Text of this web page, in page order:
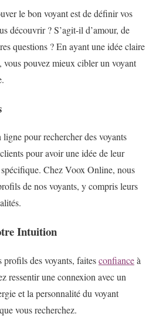
le bon voyant est de définir vos
découvrir ? S’agit-il d’amour, de
questions ? En ayant une idée claire
vous pouvez mieux cibler un voyant
pour rechercher des voyants
pour avoir une idée de leur
Chez Voox Online, nous
de nos voyants, y compris leurs
Intuition
des voyants, faitesconfianceà
ressentir une connexion avec un
et la personnalité du voyant
vous recherchez.